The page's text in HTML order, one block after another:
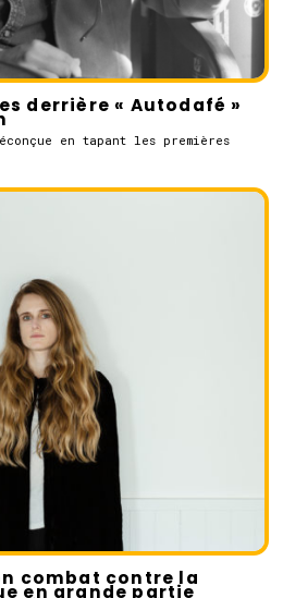
derrière « Autodafé »
en tapant les premières
combat contre la
en grande partie